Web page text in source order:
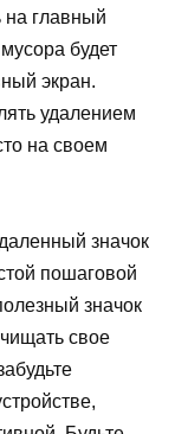
на главный
будет
экран.
удалением
на своем
значок
пошаговой
значок
свое